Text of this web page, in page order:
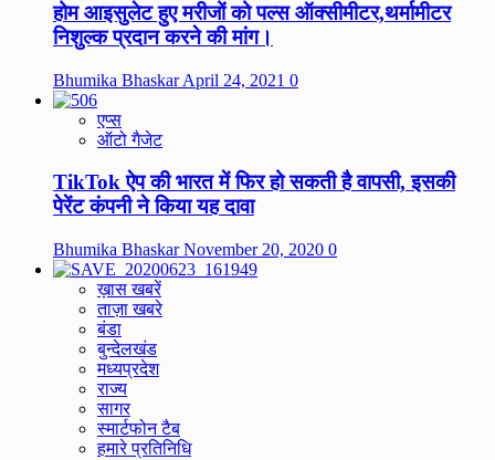
होम आइसुलेट हुए मरीजों को पल्स ऑक्सीमीटर,थर्मामीटर
निशुल्क प्रदान करने की मांग।
Bhumika BhaskarApril 24, 2021 0
एप्स
ऑटो गैजेट
TikTok ऐप की भारत में फिर हो सकती है वापसी, इसकी
पेरेंट कंपनी ने किया यह दावा
Bhumika BhaskarNovember 20, 2020 0
ख़ास खबरें
ताज़ा खबरे
बंडा
बुन्देलखंड
मध्यप्रदेश
राज्य
सागर
स्मार्टफोन टैब
हमारे प्रतिनिधि